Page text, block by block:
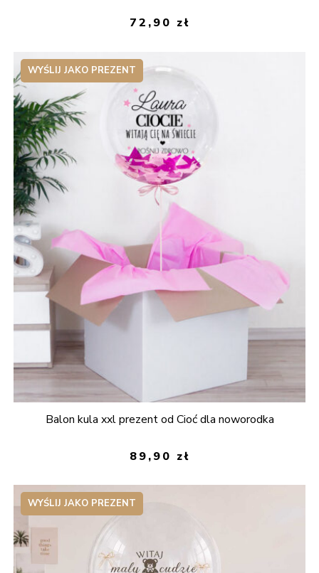
72,90 zł
WYŚLIJ JAKO PREZENT
Balon kula xxl prezent od Cioć dla noworodka
89,90 zł
WYŚLIJ JAKO PREZENT